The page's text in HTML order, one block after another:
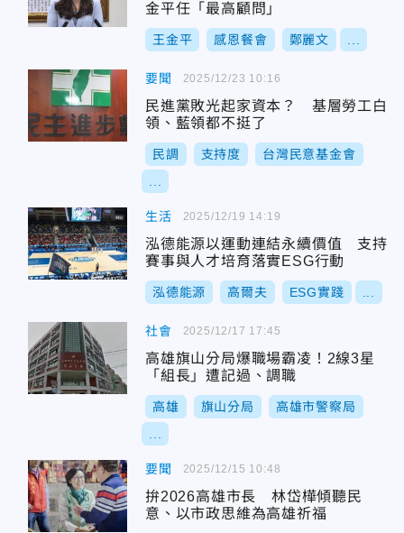
金平任「最高顧問」
王金平 感恩餐會 鄭麗文
要聞
民進黨敗光起家資本？ 基層勞工白
領、藍領都不挺了
民調 支持度 台灣民意基金會
2025/12/23 10:16
生活
泓德能源以運動連結永續價值 支持
賽事與人才培育落實ESG行動
泓德能源 高爾夫 ESG實踐
2025/12/19 14:19
社會
高雄旗山分局爆職場霸凌！2線3星
「組長」遭記過、調職
高雄 旗山分局 高雄市警察局
2025/12/17 17:45
要聞
拚2026高雄市長 林岱樺傾聽民
意、以市政思維為高雄祈福
2025/12/15 10:48